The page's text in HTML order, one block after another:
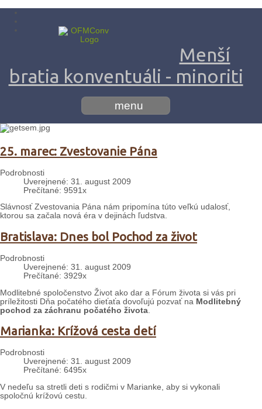
Menší
bratia konventuáli - minoriti
menu
25. marec: Zvestovanie Pána
Podrobnosti
Uverejnené: 31. august 2009
Prečítané: 9591x
Slávnosť Zvestovania Pána nám pripomína túto veľkú udalosť,
ktorou sa začala nová éra v dejinách ľudstva.
Bratislava: Dnes bol Pochod za život
Podrobnosti
Uverejnené: 31. august 2009
Prečítané: 3929x
Modlitebné spoločenstvo Život ako dar a Fórum života si vás pri
príležitosti Dňa počatého dieťaťa dovoľujú pozvať na Modlitebný
pochod za záchranu počatého života
Marianka: Krížová cesta detí
Podrobnosti
Uverejnené: 31. august 2009
Prečítané: 6495x
V nedeľu sa stretli deti s rodičmi v Marianke, aby si vykonali
spoločnú krížovú cestu.